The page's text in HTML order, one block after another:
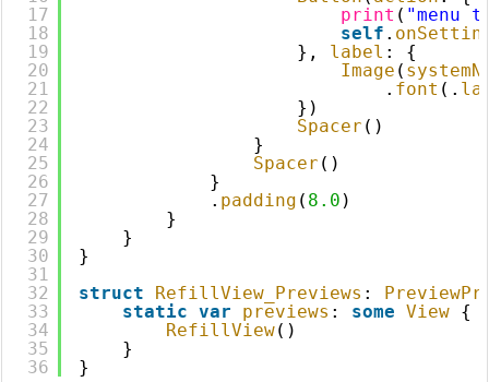
17
18
19
20
21
22
23
24
25
26
27
28
29
30
31
32
33
34
35
36
print ( "menu
self .
}, label : {
Image (
. font (.
})
Spacer ()
}
Spacer ()
}
. padding ( 8.0 )
}
}
}
struct
RefillView_Previews :
static var previews : some View {
RefillView()
}
}